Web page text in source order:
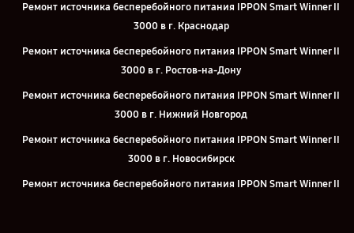
Ремонт источника бесперебойного питания IPPON Smart Winner II
3000 в г. Краснодар
Ремонт источника бесперебойного питания IPPON Smart Winner II
3000 в г. Ростов-на-Дону
Ремонт источника бесперебойного питания IPPON Smart Winner II
3000 в г. Нижний Новгород
Ремонт источника бесперебойного питания IPPON Smart Winner II
3000 в г. Новосибирск
Ремонт источника бесперебойного питания IPPON Smart Winner II